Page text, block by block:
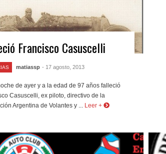
Francisco Casuscelli
matiassp - 17 agosto, 2013
de ayer y a la edad de 97 años falleció
Casuscelli, ex piloto, directivo de la
Argentina de Volantes y ...
Leer +